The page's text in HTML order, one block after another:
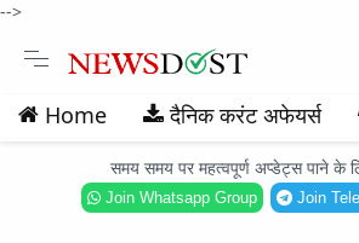
-->
Home दैनिक करंट अफेयर्स
समय समय पर महत्वपूर्ण अप्डेट्स पाने के
Join Whatsapp Group Join